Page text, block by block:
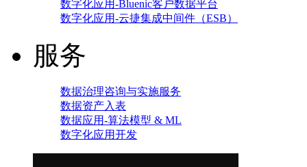
数字化应用-Bluenic客户数据平台
数字化应用-云捷集成中间件（ESB）
服务
数据治理咨询与实施服务
数据资产入表
数据应用-算法模型 & ML
数字化应用开发